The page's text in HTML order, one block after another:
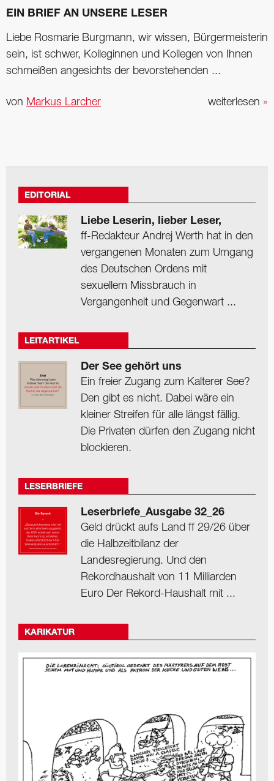
EIN BRIEF AN UNSERE LESER
Liebe Rosmarie Burgmann, wir wissen, Bürgermeisterin
sein, ist schwer, Kolleginnen und Kollegen von Ihnen
schmeißen angesichts der bevorstehenden ...
weiterlesen »
von Markus Larcher
EDITORIAL
Liebe Leserin, lieber Leser,
ff-Redakteur Andrej Werth hat in den
vergangenen Monaten zum Umgang
des Deutschen Ordens mit
sexuellem Missbrauch in
Vergangenheit und Gegenwart ...
LEITARTIKEL
Der See gehört uns
Ein freier Zugang zum Kalterer See?
Den gibt es nicht. Dabei wäre ein
kleiner Streifen für alle längst fällig.
Die Privaten dürfen den Zugang nicht
blockieren.
LESERBRIEFE
Leserbriefe_Ausgabe 32_26
Geld drückt aufs Land ff 29/26 über
die Halbzeitbilanz der
Landesregierung. Und den
Rekordhaushalt von 11 Milliarden
Euro Der Rekord-Haushalt mit ...
KARIKATUR